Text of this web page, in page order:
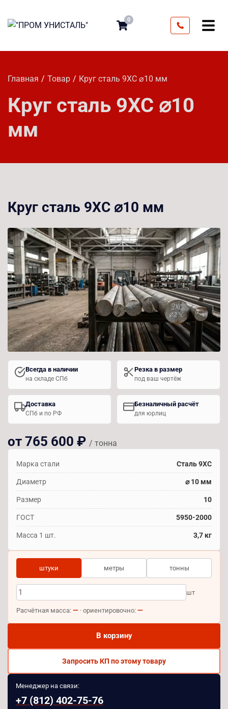
0
Главная Товар Круг сталь 9ХС ⌀10 мм
Круг сталь 9ХС ⌀10
мм
Круг сталь 9ХС ⌀10 мм
Всегда в наличии
на складе СПб
Резка в размер
под ваш чертёж
Доставка
СПб и по РФ
Безналичный расчёт
для юрлиц
от 765 600 ₽ / тонна
Марка стали Сталь 9ХС
Диаметр ⌀ 10 мм
Размер 10
ГОСТ 5950-2000
Масса 1 шт. 3,7 кг
штуки метры тонны
шт
Расчётная масса: — · ориентировочно: —
В корзину
Запросить КП по этому товару
Менеджер на связи:
+7 (812) 402-75-76